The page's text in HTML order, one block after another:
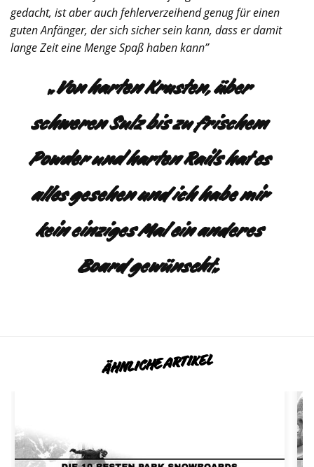
gedacht, ist aber auch fehlerverzeihend genug für einen
guten Anfänger, der sich sicher sein kann, dass er damit
lange Zeit eine Menge Spaß haben kann”
„Von harten Krusten, über
schweren Sulz bis zu frischem
Powder und harten Rails hat es
alles gesehen und ich habe mir
kein einziges Mal ein anderes
Board gewünscht„
ÄHNLICHE ARTIKEL